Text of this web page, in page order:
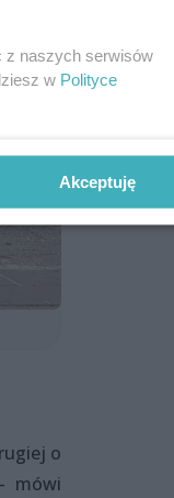
o
mówi
z naszych serwisów
w Polityce
Akceptuję